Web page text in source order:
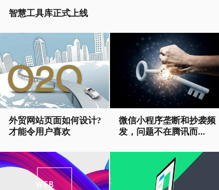
智慧工具库正式上线
外贸网站页面如何设计?
才能令用户喜欢
微信小程序垄断和抄袭频
发，问题不在腾讯而...